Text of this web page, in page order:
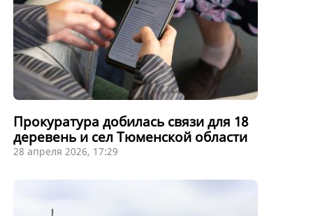
Прокуратура добилась связи для 18
деревень и сел Тюменской области
28 апреля 2026, 17:29